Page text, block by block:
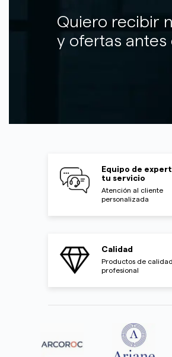
Quiero recibir
y ofertas antes
Equipo de
tu servicio
Atención al cliente
personalizada
Calidad
Productos de calidad
profesional